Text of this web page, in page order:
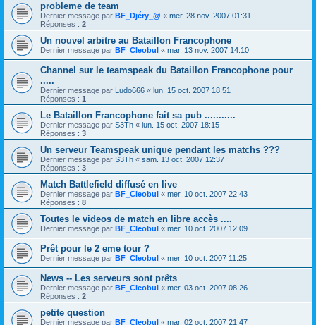
probleme de team
Dernier message par BF_Djéry_@ « mer. 28 nov. 2007 01:31
Réponses : 2
Un nouvel arbitre au Bataillon Francophone
Dernier message par BF_Cleobul « mar. 13 nov. 2007 14:10
Channel sur le teamspeak du Bataillon Francophone pour
.....
Dernier message par Ludo666 « lun. 15 oct. 2007 18:51
Réponses : 1
Le Bataillon Francophone fait sa pub ...........
Dernier message par S3Th « lun. 15 oct. 2007 18:15
Réponses : 3
Un serveur Teamspeak unique pendant les matchs ???
Dernier message par S3Th « sam. 13 oct. 2007 12:37
Réponses : 3
Match Battlefield diffusé en live
Dernier message par BF_Cleobul « mer. 10 oct. 2007 22:43
Réponses : 8
Toutes le videos de match en libre accès ....
Dernier message par BF_Cleobul « mer. 10 oct. 2007 12:09
Prêt pour le 2 eme tour ?
Dernier message par BF_Cleobul « mer. 10 oct. 2007 11:25
News -- Les serveurs sont prêts
Dernier message par BF_Cleobul « mer. 03 oct. 2007 08:26
Réponses : 2
petite question
Dernier message par BF_Cleobul « mar. 02 oct. 2007 21:47